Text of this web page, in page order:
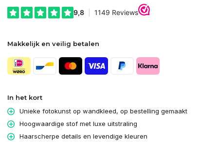
Makkelijk en veilig betalen
In het kort
Unieke fotokunst op wandkleed, op bestelling gemaakt
Hoogwaardige stof met luxe uitstraling
Haarscherpe details en levendige kleuren